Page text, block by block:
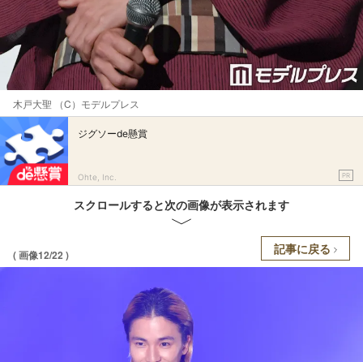
木戸大聖 （C）モデルプレス
ジグソーde懸賞
Ohte, Inc. PR
スクロールすると次の画像が表示されます
( 画像12/22 ) 記事に戻る